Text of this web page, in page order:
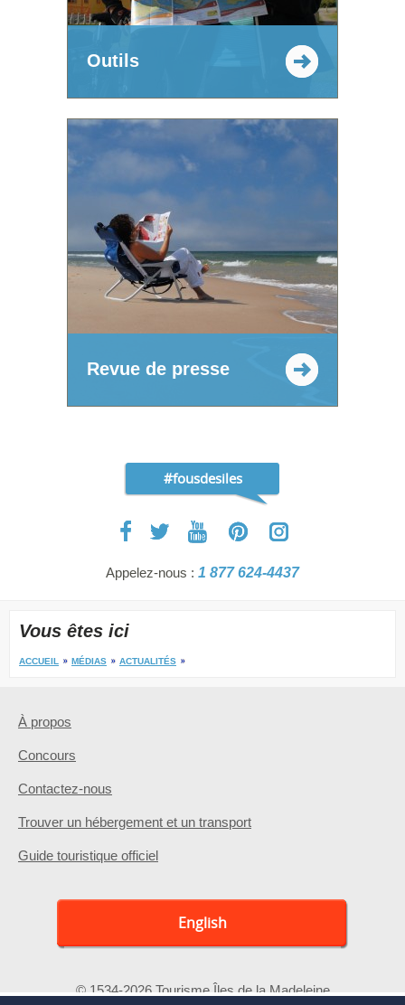
Outils
Revue de presse
#fousdesiles
Appelez-nous : 1 877 624-4437
Vous êtes ici
ACCUEIL MÉDIAS ACTUALITÉS
À propos
Concours
Contactez-nous
Trouver un hébergement et un transport
Guide touristique officiel
English
© 1534-2026 Tourisme Îles de la Madeleine